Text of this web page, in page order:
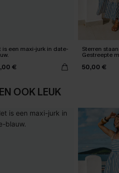
is een maxi-jurk in date-
€
Sterren
Gestreepte
50,00 €
OOK LEUK